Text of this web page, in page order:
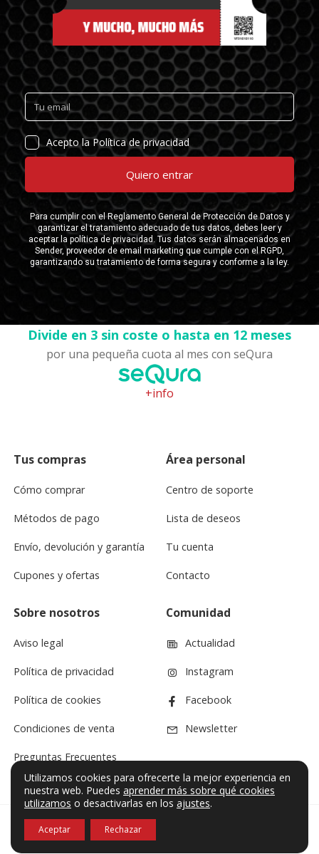
Divide en 3 sin coste o hasta en 12 meses
por una pequeña cuota al mes con seQura
+info
Tus compras
Cómo comprar
Métodos de pago
Envío, devolución y garantía
Cupones y ofertas
Área personal
Centro de soporte
Lista de deseos
Tu cuenta
Contacto
Sobre nosotros
Aviso legal
Política de privacidad
Política de cookies
Condiciones de venta
Preguntas Frecuentes
Comunidad
Actualidad
Instagram
Facebook
Newsletter
© VF Sound 2026. Todos los derechos reservados.
Utilizamos cookies para ofrecerte la mejor experiencia en
nuestra web. Puedes aprender más sobre qué cookies
utilizamos o desactivarlas en los ajustes.
Aceptar Rechazar